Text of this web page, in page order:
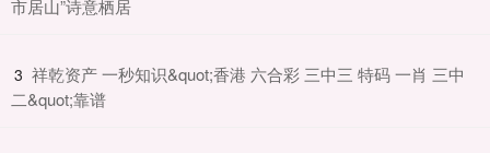
市居山”诗意栖居
3 ​祥乾资产 一秒知识&quot;香港 六合彩 三中三 特码 一肖 三中
二&quot;靠谱